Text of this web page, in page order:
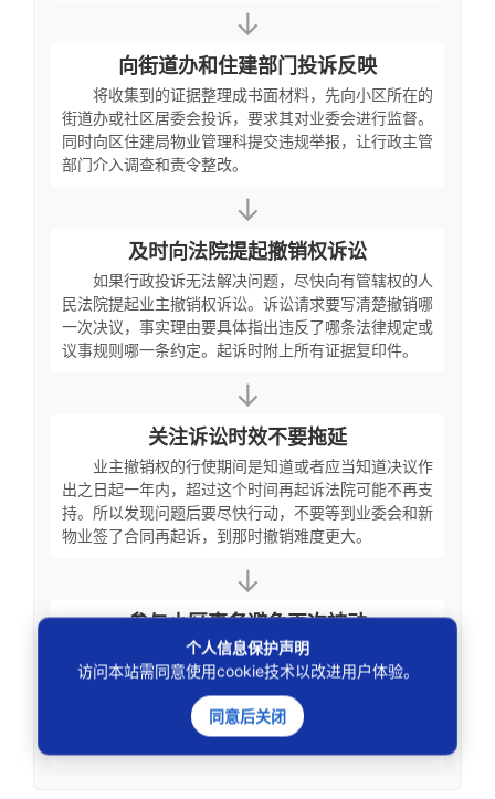
↓
向街道办和住建部门投诉反映
将收集到的证据整理成书面材料，先向小区所在的
街道办或社区居委会投诉，要求其对业委会进行监督。
同时向区住建局物业管理科提交违规举报，让行政主管
部门介入调查和责令整改。
↓
及时向法院提起撤销权诉讼
如果行政投诉无法解决问题，尽快向有管辖权的人
民法院提起业主撤销权诉讼。诉讼请求要写清楚撤销哪
一次决议，事实理由要具体指出违反了哪条法律规定或
议事规则哪一条约定。起诉时附上所有证据复印件。
↓
关注诉讼时效不要拖延
业主撤销权的行使期间是知道或者应当知道决议作
出之日起一年内，超过这个时间再起诉法院可能不再支
持。所以发现问题后要尽快行动，不要等到业委会和新
物业签了合同再起诉，到那时撤销难度更大。
↓
参与小区事务避免再次被动
积极参加业主大会，关注业委会发布的每一条通知
和公告。如果发现问题及时提出书面异议并保留记录。
平时多和邻居沟通，了解大家的真实意愿，防止业委会
在信息不透明的情况下作出不符合全体业主利益的决
个人信息保护声明
访问本站需同意使用cookie技术以改进用户体验。
同意后关闭